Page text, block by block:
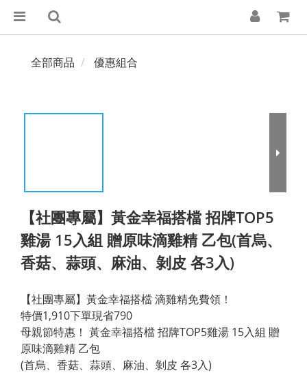
全部商品 優惠組合
【社團專屬】黃金幸福搭檔 招牌TOP5
雞湯 15入組 贈原味滴雞精 乙包(首烏、
香菇、蒜頭、麻油、剝皮 各3入)
【社團專屬】黃金幸福搭檔 滴雞精免費領！
特價1,910下單現省790
母親節特惠！ 黃金幸福搭檔 招牌TOP5雞湯 15入組 贈
原味滴雞精 乙包
(首烏、香菇、蒜頭、麻油、剝皮 各3入)